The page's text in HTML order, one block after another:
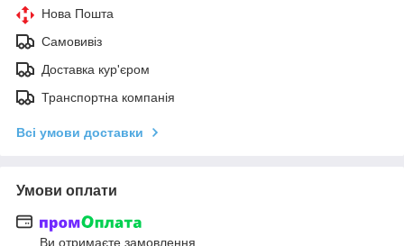
Нова Пошта
Самовивіз
Доставка кур'єром
Транспортна компанія
Всі умови доставки
Умови оплати
Ви отримаєте замовлення